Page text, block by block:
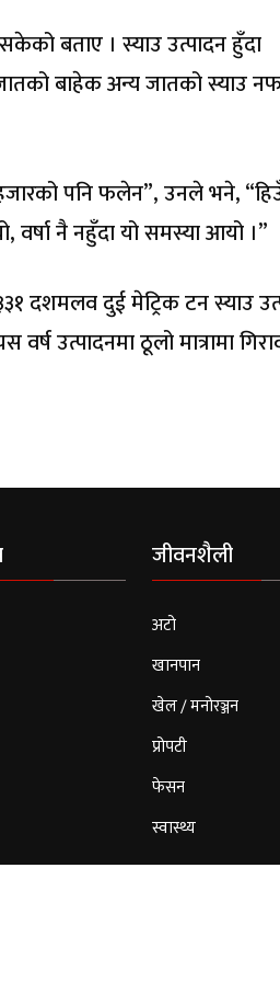
बताए । स्याउ उत्पादन हुँदा
बाहेक अन्य जातको स्याउ
पनि फलेन”, उनले भने,
वर्षा नै नहुँदा यो समस्या आयो ।”
दशमलव दुई मेट्रिक टन स्याउ
उत्पादनमा ठूलो मात्रामा
जीवनशैली
अटो
खानपान
खेल / मनोरञ्जन
प्रोपटी
फेसन
स्वास्थ्य